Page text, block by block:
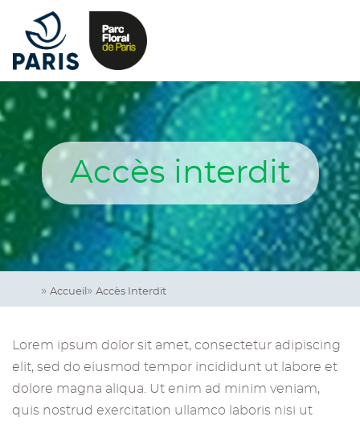
contenu
principal
Image
logo
Navigation
principale
Accès interdit
Accueil Accès Interdit
Lorem ipsum dolor sit amet, consectetur adipiscing
elit, sed do eiusmod tempor incididunt ut labore et
dolore magna aliqua. Ut enim ad minim veniam,
quis nostrud exercitation ullamco laboris nisi ut